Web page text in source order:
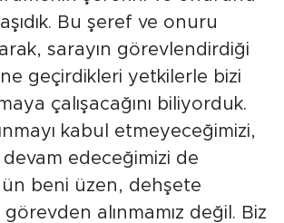
Bu şeref ve onuru
sarayın görevlendirdiği
geçirdikleri yetkilerle bizi
çalışacağını biliyorduk.
kabul etmeyeceğimizi,
edeceğimizi de
beni üzen, dehşete
alınmamız değil. Biz